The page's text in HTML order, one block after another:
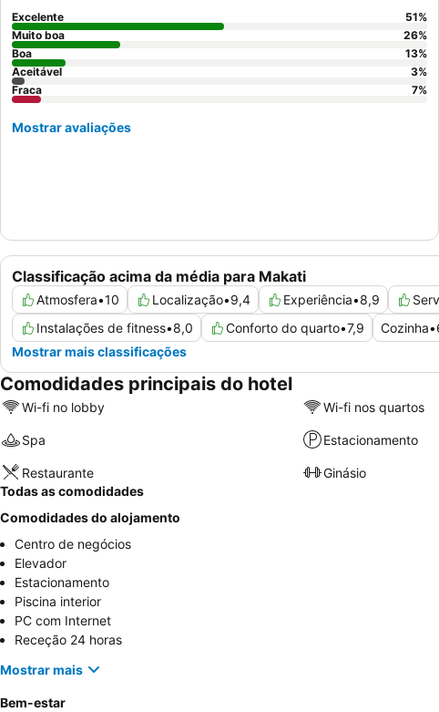
Classificação acima da média para Makati
Atmosfera•10 Localização•9,4 Experiência•8,9
Instalações de fitness•8,0 Conforto do quarto•7,9 Cozinha•
Mostrar mais classificações
Excelente 51%
Muito boa
26%
Boa
13%
Aceitável
3%
Fraca
7%
Mostrar avaliações
Comodidades principais do hotel
Wi-fi no lobby Wi-fi nos quartos
Spa Estacionamento
Restaurante
Ginásio
Todas as comodidades
Comodidades do alojamento
Centro de negócios
Elevador
Estacionamento
Piscina interior
PC com Internet
Receção 24 horas
Mostrar mais
Bem-estar